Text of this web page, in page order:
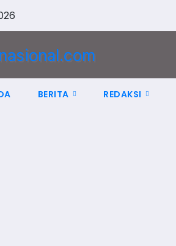
BERITA REDAKSI